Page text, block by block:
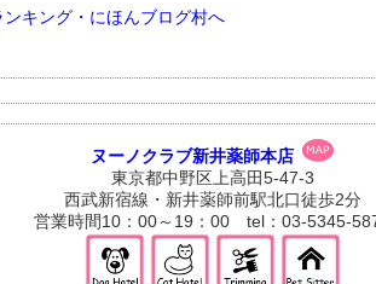
ヌーノクラブ新井薬師本店
東京都中野区上高田5-47-3
西武新宿線・新井薬師前駅北口徒歩2分
営業時間10：00～19：00 tel：03-5345-